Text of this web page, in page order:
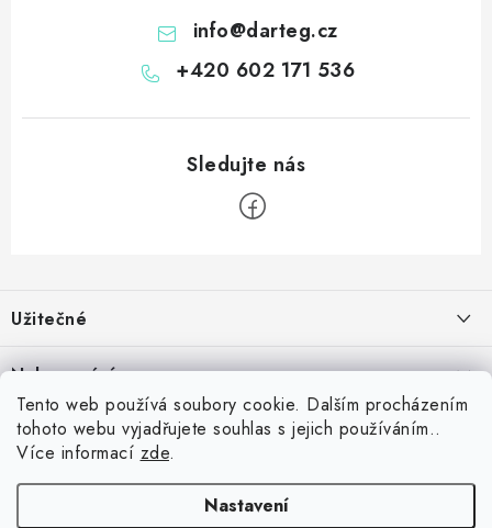
Tento web používá soubory cookie. Dalším procházením
tohoto webu vyjadřujete souhlas s jejich používáním..
Více informací zde.
Nastavení
info@darteg.cz
+420 602 171 536
p
a
Užitečné
Kontakt
Věrnostní program
Inspirujte se zákazníky
Blog
Nakupování
Jak nakupovat
Vrácení zboží
Blog
darteg.sk